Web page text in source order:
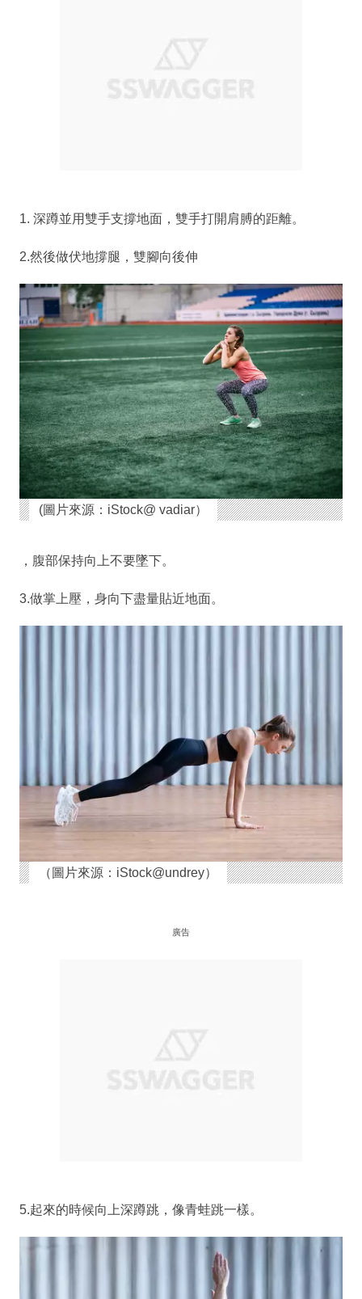
1. 深蹲並用雙手支撐地面，雙手打開肩膊的距離。
2.然後做伏地撐腿，雙腳向後伸
(圖片來源：iStock@ vadiar）
，腹部保持向上不要墜下。
3.做掌上壓，身向下盡量貼近地面。
（圖片來源：iStock@undrey）
廣告
5.起來的時候向上深蹲跳，像青蛙跳一樣。